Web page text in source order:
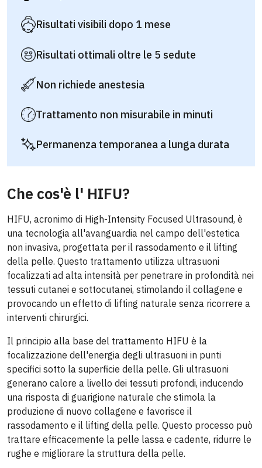
Risultati visibili dopo 1 mese
Risultati ottimali oltre le 5 sedute
Non richiede anestesia
Trattamento non misurabile in minuti
Permanenza temporanea a lunga durata
Che cos'è l' HIFU?
HIFU, acronimo di High-Intensity Focused Ultrasound, è
una tecnologia all'avanguardia nel campo dell'estetica
non invasiva, progettata per il rassodamento e il lifting
della pelle. Questo trattamento utilizza ultrasuoni
focalizzati ad alta intensità per penetrare in profondità nei
tessuti cutanei e sottocutanei, stimolando il collagene e
provocando un effetto di lifting naturale senza ricorrere a
interventi chirurgici.
Il principio alla base del trattamento HIFU è la
focalizzazione dell'energia degli ultrasuoni in punti
specifici sotto la superficie della pelle. Gli ultrasuoni
generano calore a livello dei tessuti profondi, inducendo
una risposta di guarigione naturale che stimola la
produzione di nuovo collagene e favorisce il
rassodamento e il lifting della pelle. Questo processo può
trattare efficacemente la pelle lassa e cadente, ridurre le
rughe e migliorare la struttura della pelle.